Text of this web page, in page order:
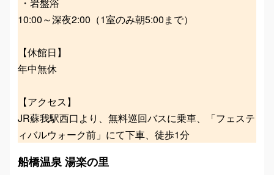
10:00～深夜2:00（1室のみ朝5:00まで）
【休館日】
年中無休
【アクセス】
JR蘇我駅西口より、無料巡回バスに乗車、「フェステ
ィバルウォーク前」にて下車、徒歩1分
船橋温泉 湯楽の里